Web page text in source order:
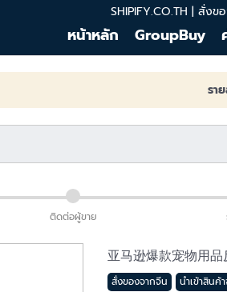
SHIPIFY.CO.TH | สั่งข
หน้าหลัก GroupBuy
รา
ติดต่อผู้ขาย
亚马逊爆款宠物用
สั่งของจากจีน นำเข้าสินค้